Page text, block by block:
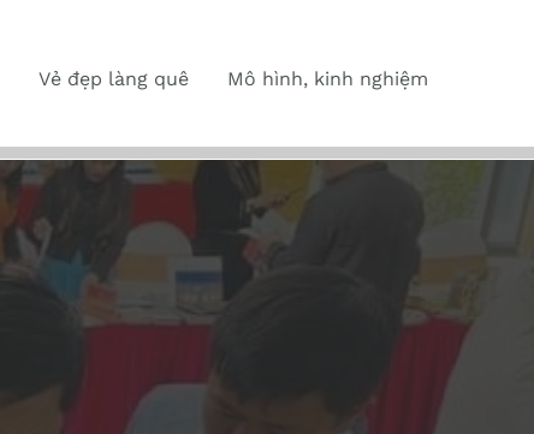
Vẻ đẹp làng quê Mô hình, kinh nghiệm